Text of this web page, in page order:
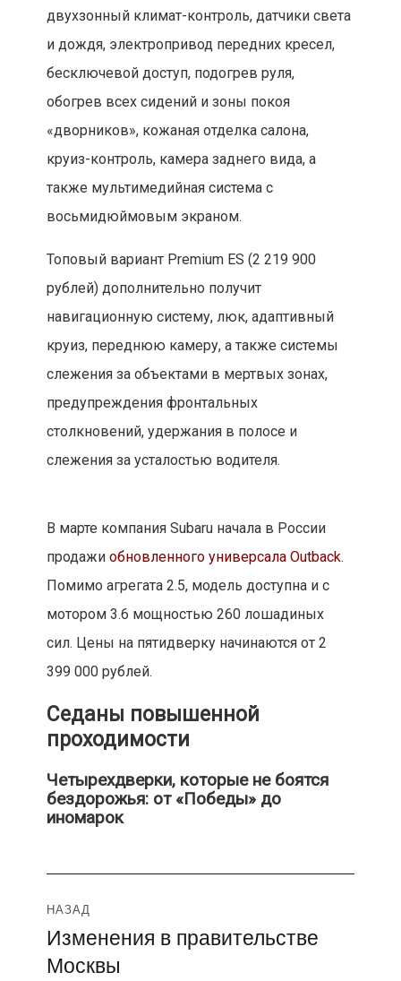
двухзонный климат-контроль, датчики света
и дождя, электропривод передних кресел,
бесключевой доступ, подогрев руля,
обогрев всех сидений и зоны покоя
«дворников», кожаная отделка салона,
круиз-контроль, камера заднего вида, а
также мультимедийная система с
восьмидюймовым экраном.
Топовый вариант Premium ES (2 219 900
рублей) дополнительно получит
навигационную систему, люк, адаптивный
круиз, переднюю камеру, а также системы
слежения за объектами в мертвых зонах,
предупреждения фронтальных
столкновений, удержания в полосе и
слежения за усталостью водителя.
В марте компания Subaru начала в России
продажи обновленного универсала Outback.
Помимо агрегата 2.5, модель доступна и с
мотором 3.6 мощностью 260 лошадиных
сил. Цены на пятидверку начинаются от 2
399 000 рублей.
Седаны повышенной
проходимости
Четырехдверки, которые не боятся
бездорожья: от «Победы» до
иномарок
Навигация
по
НАЗАД
Предыдущая
запись:
Изменения в правительстве
Москвы